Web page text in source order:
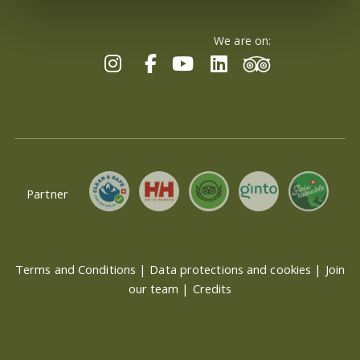
We are on:
Partner
Terms and Conditions | Data protections and cookies | Join
our team | Credits